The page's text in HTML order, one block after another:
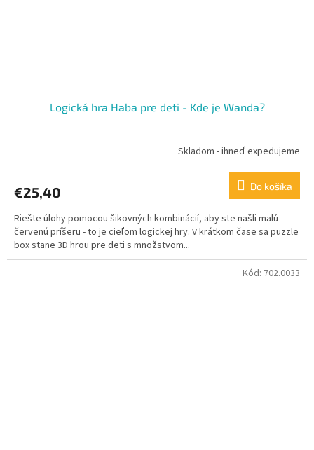
Logická hra Haba pre deti - Kde je Wanda?
Skladom - ihneď expedujeme
€25,40 Do košíka
Riešte úlohy pomocou šikovných kombinácií, aby ste našli malú
červenú príšeru - to je cieľom logickej hry. V krátkom čase sa puzzle
box stane 3D hrou pre deti s množstvom...
Kód: 702.0033